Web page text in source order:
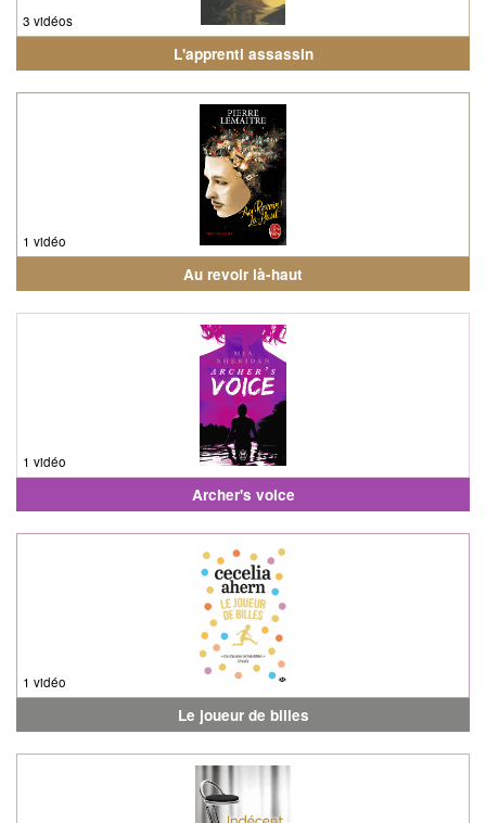
3 vidéos
L'apprenti assassin
1 vidéo
Au revoir là-haut
1 vidéo
Archer's voice
1 vidéo
Le joueur de billes